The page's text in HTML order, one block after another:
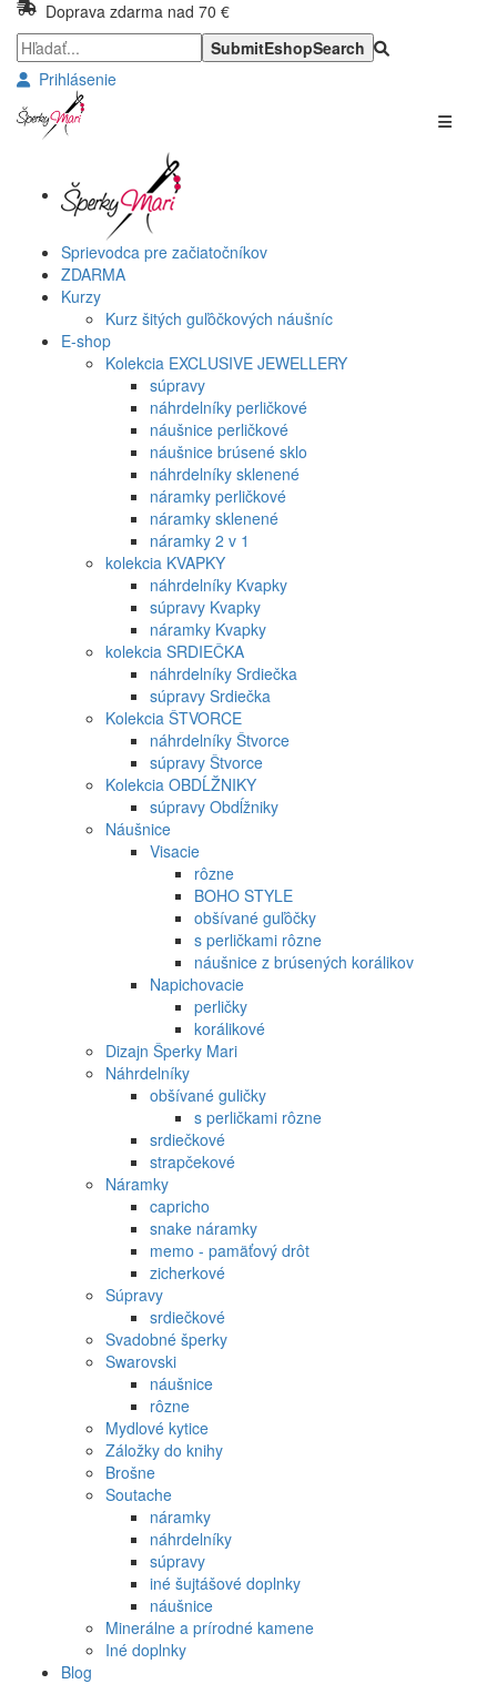
Doprava zdarma nad 70 €
Prihlásenie
Sprievodca pre začiatočníkov
ZDARMA
Kurzy
Kurz šitých guľôčkových náušníc
E-shop
Kolekcia EXCLUSIVE JEWELLERY
súpravy
náhrdelníky perličkové
náušnice perličkové
náušnice brúsené sklo
náhrdelníky sklenené
náramky perličkové
náramky sklenené
náramky 2 v 1
kolekcia KVAPKY
náhrdelníky Kvapky
súpravy Kvapky
náramky Kvapky
kolekcia SRDIEČKA
náhrdelníky Srdiečka
súpravy Srdiečka
Kolekcia ŠTVORCE
náhrdelníky Štvorce
súpravy Štvorce
Kolekcia OBDĹŽNIKY
súpravy Obdĺžniky
Náušnice
Visacie
rôzne
BOHO STYLE
obšívané guľôčky
s perličkami rôzne
náušnice z brúsených korálikov
Napichovacie
perličky
korálikové
Dizajn Šperky Mari
Náhrdelníky
obšívané guličky
s perličkami rôzne
srdiečkové
strapčekové
Náramky
capricho
snake náramky
memo - pamäťový drôt
zicherkové
Súpravy
srdiečkové
Svadobné šperky
Swarovski
náušnice
rôzne
Mydlové kytice
Záložky do knihy
Brošne
Soutache
náramky
náhrdelníky
súpravy
iné šujtášové doplnky
náušnice
Minerálne a prírodné kamene
Iné doplnky
Blog